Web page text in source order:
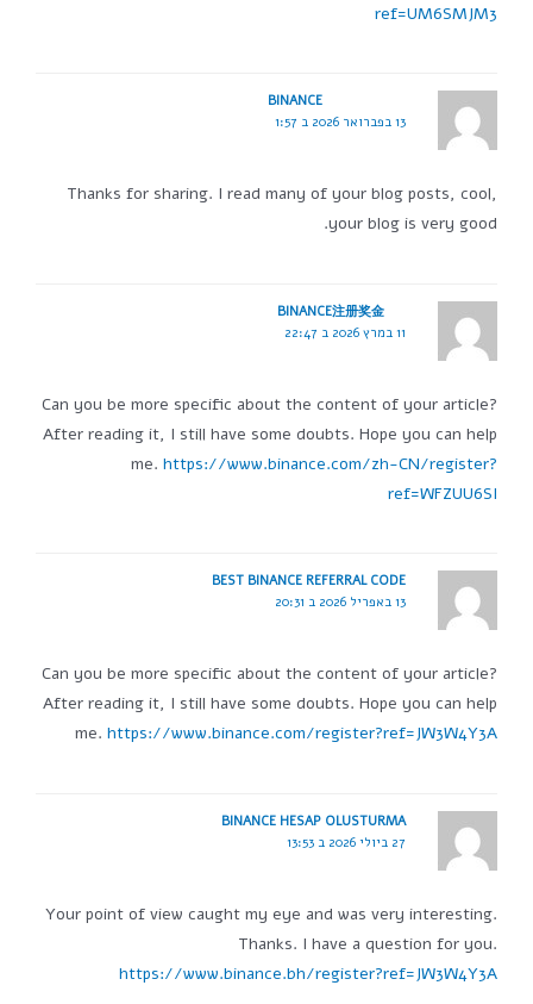
ref=UM6SMJM3
BINANCE
13 בפברואר 2026 ב 1:57
Thanks for sharing. I read many of your blog posts, cool,
your blog is very good.
BINANCE注册奖金
11 במרץ 2026 ב 22:47
Can you be more specific about the content of your article?
After reading it, I still have some doubts. Hope you can help
me. https://www.binance.com/zh-CN/register?
ref=WFZUU6SI
BEST BINANCE REFERRAL CODE
13 באפריל 2026 ב 20:31
Can you be more specific about the content of your article?
After reading it, I still have some doubts. Hope you can help
me. https://www.binance.com/register?ref=JW3W4Y3A
BINANCE HESAP OLUSTURMA
27 ביולי 2026 ב 13:53
Your point of view caught my eye and was very interesting.
Thanks. I have a question for you.
https://www.binance.bh/register?ref=JW3W4Y3A